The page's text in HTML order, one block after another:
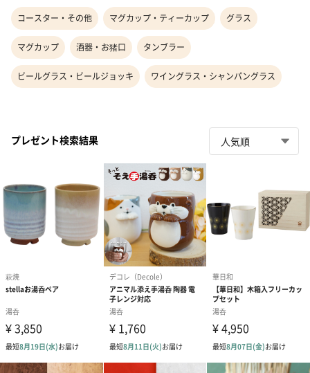
コースター・その他 マグカップ・ティーカップ グラス
マグカップ 酒器・お猪口 タンブラー
ビールグラス・ビールジョッキ ワイングラス・シャンパングラス
プレゼント検索結果